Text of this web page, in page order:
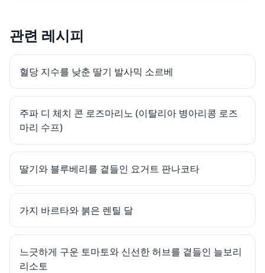
관련 레시피
혈당 지수를 낮춘 딸기 발사믹 소르베
주파 디 체치 콘 로즈마리노 (이탈리아 병아리콩 로즈
마리 수프)
딸기와 블루베리를 곁들인 요거트 판나코타
가지 바르타와 붉은 렌틸 달
느긋하게 구운 토마토와 신선한 허브를 곁들인 늘보리
리소토